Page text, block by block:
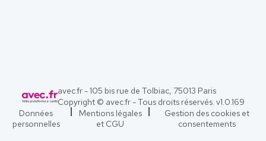
avec.fr - 105 bis rue de Tolbiac, 75013 Paris
Copyright © avec.fr - Tous droits réservés. v1.0.169
Données
personnelles
Mentions légales
et CGU
Gestion des cookies et
consentements